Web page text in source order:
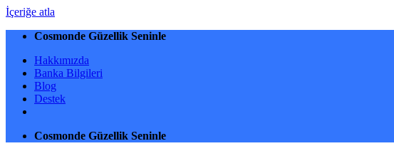
İçeriğe atla
Cosmonde Güzellik Seninle
Hakkımızda
Banka Bilgileri
Blog
Destek
Cosmonde Güzellik Seninle